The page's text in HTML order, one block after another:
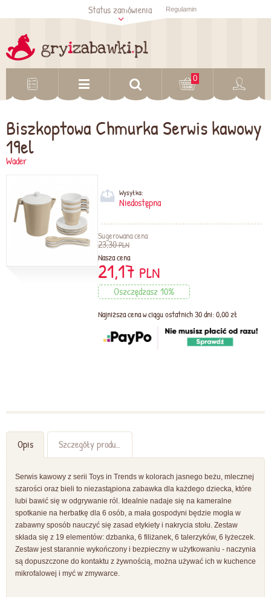
Sprawdź status
zamówienia
Status zamówienia Regulamin
0
Biszkoptowa Chmurka Serwis kawowy
19el
Wader
Wysyłka:
Niedostępna
Sugerowana cena
23,30PLN
Nasza cena
21,17 PLN
Oszczędzasz 10%
Najniższa cena w ciągu ostatnich 30 dni: 0,00 zł
Opis Szczegóły produktu
Serwis kawowy z serii Toys in Trends w kolorach jasnego beżu, mlecznej
szarości oraz bieli to niezastąpiona zabawka dla każdego dziecka, które
lubi bawić się w odgrywanie ról. Idealnie nadaje się na kameralne
spotkanie na herbatkę dla 6 osób, a mała gospodyni będzie mogła w
zabawny sposób nauczyć się zasad etykiety i nakrycia stołu. Zestaw
składa się z 19 elementów: dzbanka, 6 filiżanek, 6 talerzyków, 6 łyżeczek.
Zestaw jest starannie wykończony i bezpieczny w użytkowaniu - naczynia
są dopuszczone do kontaktu z żywnością, można używać ich w kuchence
mikrofalowej i myć w zmywarce.